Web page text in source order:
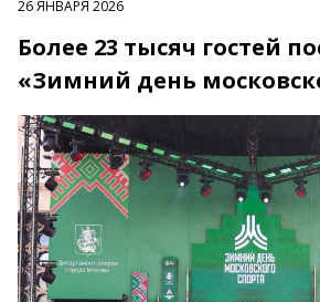
26 ЯНВАРЯ 2026
Более 23 тысяч гостей
«Зимний день